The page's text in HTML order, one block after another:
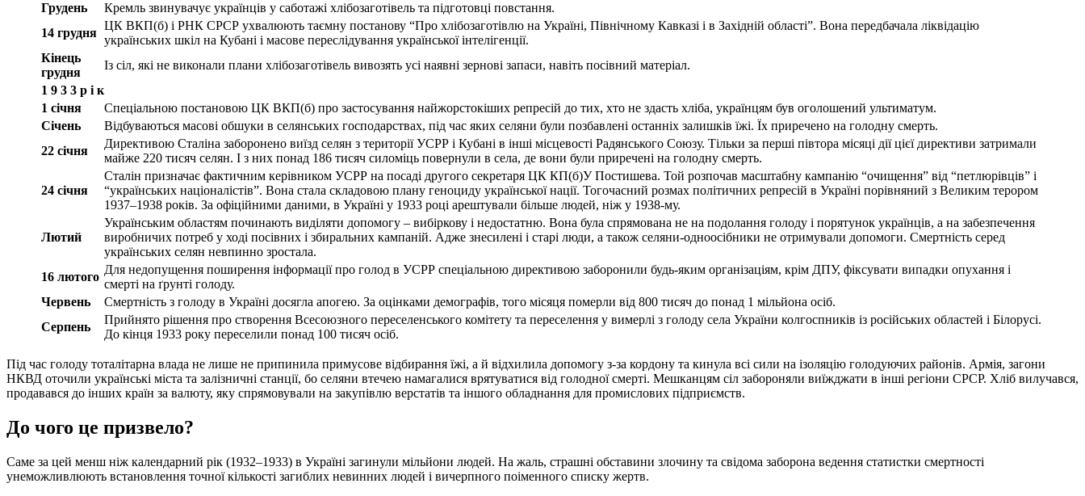
Грудень
Кремль звинувачує українців у саботажі хлібозаготівель та підготовці повстання.
14 грудня
ЦК ВКП(б) і РНК СРСР ухвалюють таємну постанову “Про хлібозаготівлю на Україні, Північному Кавказі і в Західній області”. Вона передбачала ліквідацію
українських шкіл на Кубані і масове переслідування української інтелігенції.
Кінець
грудня
Із сіл, які не виконали плани хлібозаготівель вивозять усі наявні зернові запаси, навіть посівний матеріал.
1 9 3 3 р і к
1 січня
Спеціальною постановою ЦК ВКП(б) про застосування найжорстокіших репресій до тих, хто не здасть хліба, українцям був оголошений ультиматум.
Січень
Відбуваються масові обшуки в селянських господарствах, під час яких селяни були позбавлені останніх залишків їжі. Їх приречено на голодну смерть.
22 січня
Директивою Сталіна заборонено виїзд селян з території УСРР і Кубані в інші місцевості Радянського Союзу. Тільки за перші півтора місяці дії цієї директиви затримали
майже 220 тисяч селян. І з них понад 186 тисяч силоміць повернули в села, де вони були приречені на голодну смерть.
24 січня
Сталін призначає фактичним керівником УСРР на посаді другого секретаря ЦК КП(б)У Постишева. Той розпочав масштабну кампанію “очищення” від “петлюрівців” і
“українських націоналістів”. Вона стала складовою плану геноциду української нації. Тогочасний розмах політичних репресій в Україні порівняний з Великим терором
1937–1938 років. За офіційними даними, в Україні у 1933 році арештували більше людей, ніж у 1938-му.
Лютий
Українським областям починають виділяти допомогу – вибіркову і недостатню. Вона була спрямована не на подолання голоду і порятунок українців, а на забезпечення
виробничих потреб у ході посівних і збиральних кампаній. Адже знесилені і старі люди, а також селяни-одноосібники не отримували допомоги. Смертність серед
українських селян невпинно зростала.
16 лютого
Для недопущення поширення інформації про голод в УСРР спеціальною директивою заборонили будь-яким організаціям, крім ДПУ, фіксувати випадки опухання і
смерті на ґрунті голоду.
Червень
Смертність з голоду в Україні досягла апогею. За оцінками демографів, того місяця померли від 800 тисяч до понад 1 мільйона осіб.
Серпень
Прийнято рішення про створення Всесоюзного переселенського комітету та переселення у вимерлі з голоду села України колгоспників із російських областей і Білорусі.
До кінця 1933 року переселили понад 100 тисяч осіб.
Під час голоду тоталітарна влада не лише не припинила примусове відбирання їжі, а й відхилила допомогу з-за кордону та кинула всі сили на ізоляцію голодуючих районів. Армія, загони
НКВД оточили українські міста та залізничні станції, бо селяни втечею намагалися врятуватися від голодної смерті. Мешканцям сіл забороняли виїжджати в інші регіони СРСР. Хліб вилучався,
продавався до інших країн за валюту, яку спрямовували на закупівлю верстатів та іншого обладнання для промислових підприємств.
До чого це призвело?
Саме за цей менш ніж календарний рік (1932–1933) в Україні загинули мільйони людей. На жаль, страшні обставини злочину та свідома заборона ведення статистки смертності
унеможливлюють встановлення точної кількості загиблих невинних людей і вичерпного поіменного списку жертв.